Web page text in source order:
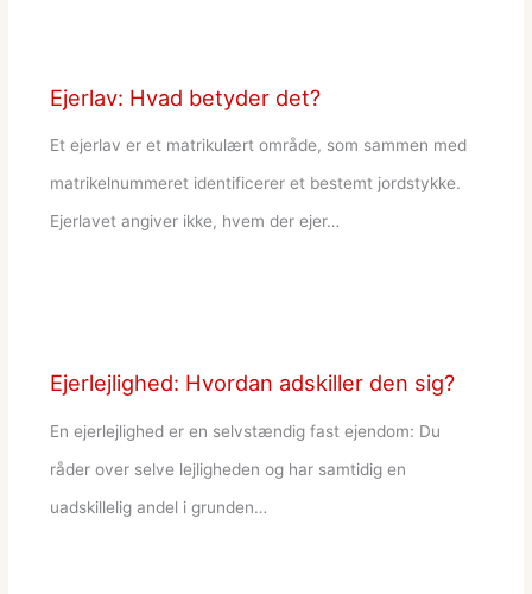
Ejerlav: Hvad betyder det?
Et ejerlav er et matrikulært område, som sammen med
matrikelnummeret identificerer et bestemt jordstykke.
Ejerlavet angiver ikke, hvem der ejer…
Ejerlejlighed: Hvordan adskiller den sig?
En ejerlejlighed er en selvstændig fast ejendom: Du
råder over selve lejligheden og har samtidig en
uadskillelig andel i grunden…